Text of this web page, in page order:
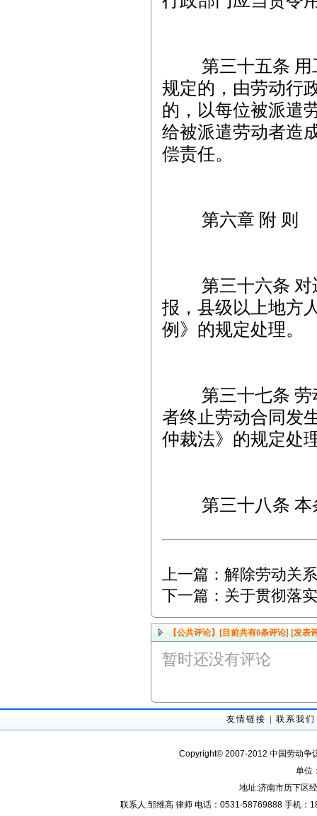
第三十五条 用工
规定的，由劳动行
的，以每位被派遣
给被派遣劳动者造
偿责任。
第六章 附 则
第三十六条 对违
报，县级以上地方
例》的规定处理。
第三十七条 劳动
者终止劳动合同发
仲裁法》的规定处
第三十八条 本
上一篇： 解除劳动关
下一篇： 关于贯彻落
【公共评论】[目前共有0条评论] [发表
暂时还没有评论
友情链接 联系我们
Copyright© 2007-2012 中国劳动争
单位
地址:济南市历下区
联系人:邹维高 律师 电话：0531-58769888 手机